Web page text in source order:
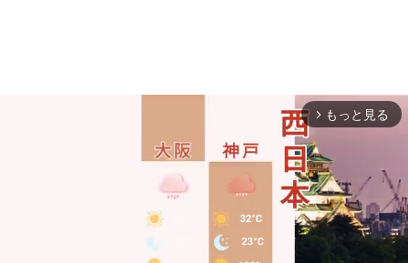
arrow_forward_ios もっと見る